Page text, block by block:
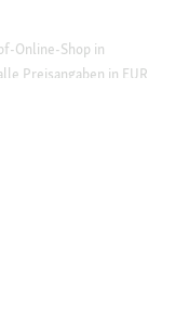
Online-Shop in
Preisangaben in EUR